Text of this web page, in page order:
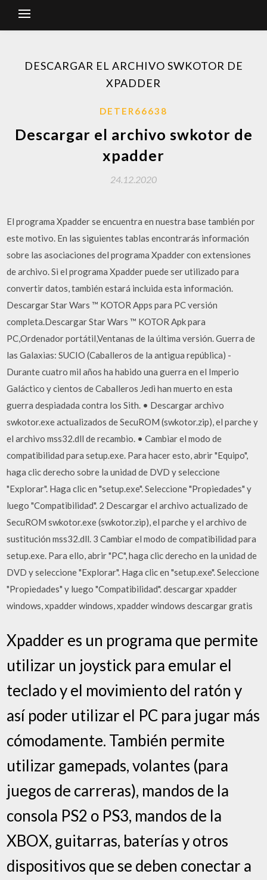
DESCARGAR EL ARCHIVO SWKOTOR DE
XPADDER
DETER66638
Descargar el archivo swkotor de
xpadder
24.12.2020
El programa Xpadder se encuentra en nuestra base también por
este motivo. En las siguientes tablas encontrarás información
sobre las asociaciones del programa Xpadder con extensiones
de archivo. Si el programa Xpadder puede ser utilizado para
convertir datos, también estará incluida esta información.
Descargar Star Wars ™ KOTOR Apps para PC versión
completa.Descargar Star Wars ™ KOTOR Apk para
PC,Ordenador portátil,Ventanas de la última versión. Guerra de
las Galaxias: SUCIO (Caballeros de la antigua república) -
Durante cuatro mil años ha habido una guerra en el Imperio
Galáctico y cientos de Caballeros Jedi han muerto en esta
guerra despiadada contra los Sith. • Descargar archivo
swkotor.exe actualizados de SecuROM (swkotor.zip), el parche y
el archivo mss32.dll de recambio. • Cambiar el modo de
compatibilidad para setup.exe. Para hacer esto, abrir "Equipo",
haga clic derecho sobre la unidad de DVD y seleccione
"Explorar". Haga clic en "setup.exe". Seleccione "Propiedades" y
luego "Compatibilidad". 2 Descargar el archivo actualizado de
SecuROM swkotor.exe (swkotor.zip), el parche y el archivo de
sustitución mss32.dll. 3 Cambiar el modo de compatibilidad para
setup.exe. Para ello, abrir "PC", haga clic derecho en la unidad de
DVD y seleccione "Explorar". Haga clic en "setup.exe". Seleccione
"Propiedades" y luego "Compatibilidad". descargar xpadder
windows, xpadder windows, xpadder windows descargar gratis
Xpadder es un programa que permite
utilizar un joystick para emular el
teclado y el movimiento del ratón y
así poder utilizar el PC para jugar más
cómodamente. También permite
utilizar gamepads, volantes (para
juegos de carreras), mandos de la
consola PS2 o PS3, mandos de la
XBOX, guitarras, baterías y otros
dispositivos que se deben conectar a